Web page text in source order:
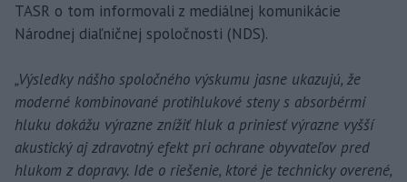
TASR o tom informovali z mediálnej komunikácie
Národnej diaľničnej spoločnosti (NDS).
„Výsledky nášho spoločného výskumu jasne ukazujú, že
moderné kombinované protihlukové steny s absorbérmi
hluku dokážu výrazne znížiť hluk a priniesť výrazne vyšší
akustický aj zdravotný efekt pri ochrane obyvateľov pred
hlukom z dopravy. Ide o riešenie, ktoré je technicky overené,